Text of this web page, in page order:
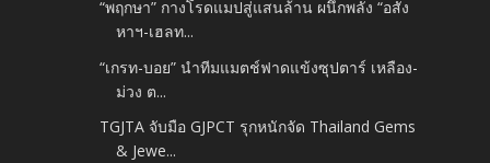
“พฤกษา” กางโรดแมปสู่แสนล้าน ผนึกพลัง “อสัง
หาฯ-เฮลท...
“เกรท-บอย” นำทีมแมตช์ฟาดแข้งซุปตาร์ เหลือง-
ม่วง ต...
TGJTA จับมือ GJPCT รุกหนักจัด Thailand Gems
& Jewe...